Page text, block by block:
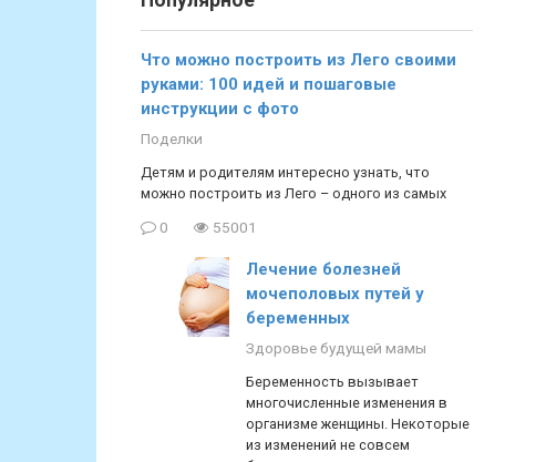
Что можно построить из Лего своими
руками: 100 идей и пошаговые
инструкции с фото
Поделки
Детям и родителям интересно узнать, что
можно построить из Лего – одного из самых
0 55001
Лечение болезней
мочеполовых путей у
беременных
Здоровье будущей мамы
Беременность вызывает
многочисленные изменения в
организме женщины. Некоторые
из изменений не совсем